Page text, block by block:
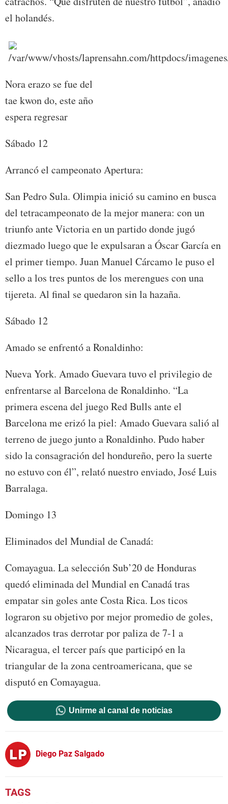
el holandés.
Nora erazo se fue del
tae kwon do, este año
espera regresar
Sábado 12
Arrancó el campeonato Apertura:
San Pedro Sula. Olimpia inició su camino en busca
del tetracampeonato de la mejor manera: con un
triunfo ante Victoria en un partido donde jugó
diezmado luego que le expulsaran a Óscar García en
el primer tiempo. Juan Manuel Cárcamo le puso el
sello a los tres puntos de los merengues con una
tijereta. Al final se quedaron sin la hazaña.
Sábado 12
Amado se enfrentó a Ronaldinho:
Nueva York. Amado Guevara tuvo el privilegio de
enfrentarse al Barcelona de Ronaldinho. “La
primera escena del juego Red Bulls ante el
Barcelona me erizó la piel: Amado Guevara salió al
terreno de juego junto a Ronaldinho. Pudo haber
sido la consagración del hondureño, pero la suerte
no estuvo con él”, relató nuestro enviado, José Luis
Barralaga.
Domingo 13
Eliminados del Mundial de Canadá:
Comayagua. La selección Sub’20 de Honduras
quedó eliminada del Mundial en Canadá tras
empatar sin goles ante Costa Rica. Los ticos
lograron su objetivo por mejor promedio de goles,
alcanzados tras derrotar por paliza de 7-1 a
Nicaragua, el tercer país que participó en la
triangular de la zona centroamericana, que se
disputó en Comayagua.
Unirme al canal de noticias
Diego Paz Salgado